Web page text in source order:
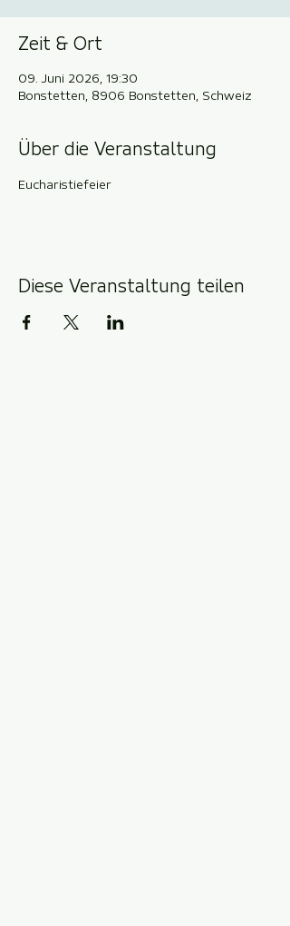
Zeit & Ort
09. Juni 2026, 19:30
Bonstetten, 8906 Bonstetten, Schweiz
Über die Veranstaltung
Eucharistiefeier
Diese Veranstaltung teilen